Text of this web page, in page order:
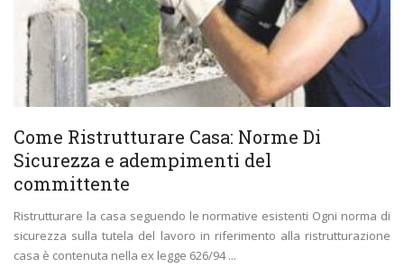
Come Ristrutturare Casa: Norme Di
Sicurezza e adempimenti del
committente
Ristrutturare la casa seguendo le normative esistenti Ogni norma di
sicurezza sulla tutela del lavoro in riferimento alla ristrutturazione
casa è contenuta nella ex legge 626/94 ...